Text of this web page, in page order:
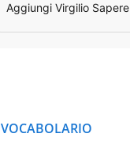
Aggiungi Virgilio Sapere
VOCABOLARIO